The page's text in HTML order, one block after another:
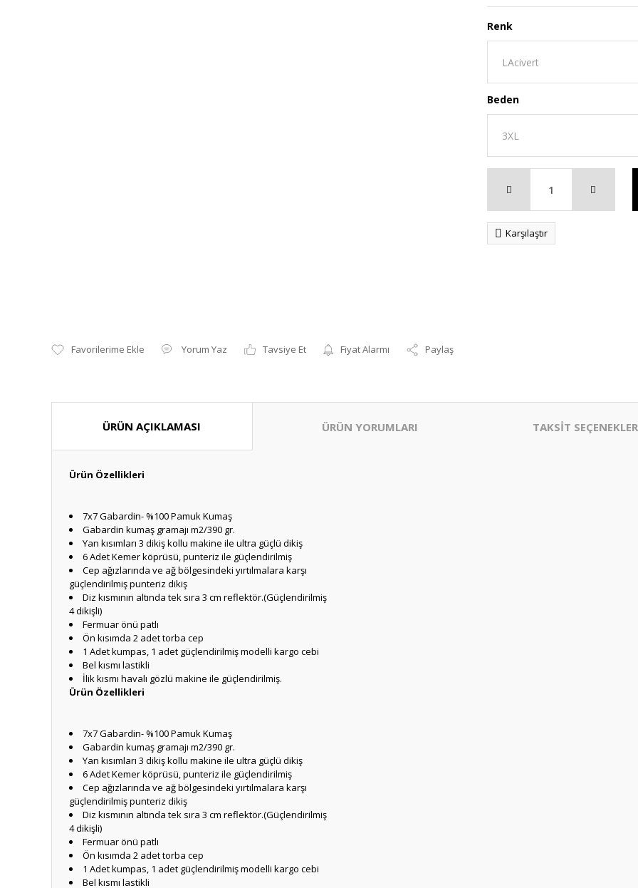
Yorum Yaz Tavsiye Et Fiyat Alarmı Paylaş
Renk
Beden
Karşılaştır
ÜRÜN AÇIKLAMASI ÜRÜN YORUMLARI TAKSİT
Ürün Özellikleri
7x7 Gabardin- %100 Pamuk Kumaş
Gabardin kumaş gramajı m2/390 gr.
Yan kısımları 3 dikiş kollu makine ile ultra güçlü dikiş
6 Adet Kemer köprüsü, punteriz ile güçlendirilmiş
Cep ağızlarında ve ağ bölgesindeki yırtılmalara karşı
güçlendirilmiş punteriz dikiş
Diz kısmının altında tek sıra 3 cm reflektör.(Güçlendirilmiş
4 dikişli)
Fermuar önü patlı
Ön kısımda 2 adet torba cep
1 Adet kumpas, 1 adet güçlendirilmiş modelli kargo cebi
Bel kısmı lastikli
İlik kısmı havalı gözlü makine ile güçlendirilmiş.
Ürün Özellikleri
7x7 Gabardin- %100 Pamuk Kumaş
Gabardin kumaş gramajı m2/390 gr.
Yan kısımları 3 dikiş kollu makine ile ultra güçlü dikiş
6 Adet Kemer köprüsü, punteriz ile güçlendirilmiş
Cep ağızlarında ve ağ bölgesindeki yırtılmalara karşı
güçlendirilmiş punteriz dikiş
Diz kısmının altında tek sıra 3 cm reflektör.(Güçlendirilmiş
4 dikişli)
Fermuar önü patlı
Ön kısımda 2 adet torba cep
1 Adet kumpas, 1 adet güçlendirilmiş modelli kargo cebi
Bel kısmı lastikli